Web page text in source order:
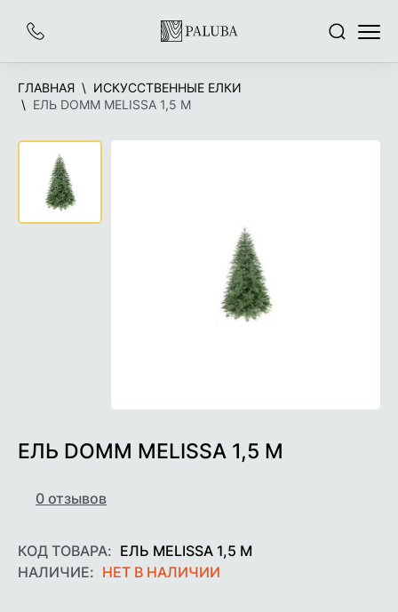
Заказать
На
главную
ПоискМеню
ГЛАВНАЯ
ИСКУССТВЕННЫЕ ЕЛКИ
ЕЛЬ DOMM MELISSA 1,5 М
ЕЛЬ DOMM MELISSA 1,5 М
0 отзывов
КОД ТОВАРА: ЕЛЬ MELISSA 1,5 М
НАЛИЧИЕ: НЕТ В НАЛИЧИИ